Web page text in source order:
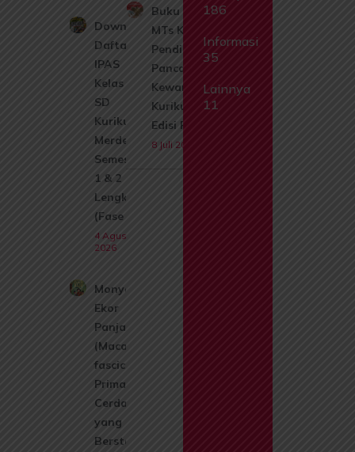
Download
Daftar Isi
IPAS
Kelas 1
SD
Kurikulum
Merdeka
Semester
1 & 2
Lengkap
(Fase A)
4 Agustus
2026
Monyet
Ekor
Panjang
(Macaca
fascicularis):
Primata
Cerdas
yang Kini
Berstatus
Buku Siswa SMP
MTs Kelas 7
Pendidikan
Pancasila dan
Kewarganegaraan
Kurikulum 2017
Edisi Revisi 2017
8 Juli 2026
186
Informasi
35
Lainnya
11